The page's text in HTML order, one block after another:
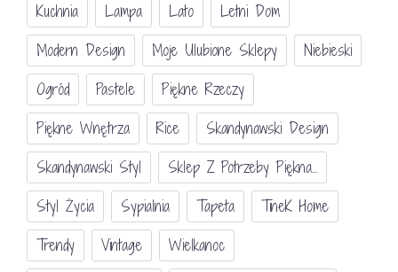
Kuchnia
Lampa Lato
Letni Dom
Modern Design
Moje Ulubione Sklepy
Niebieski
Ogród
Pastele
Piękne Rzeczy
Piękne Wnętrza
Rice
Skandynawski Design
Skandynawski Styl
Sklep Z Potrzeby Piękna...
Styl Życia
Sypialnia Tapeta
TineK Home
Trendy
Vintage
Wielkanoc